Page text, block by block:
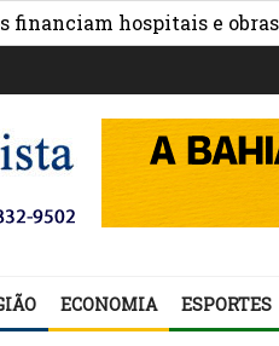
hospitais e obras na
ECONOMIA ESPORTES